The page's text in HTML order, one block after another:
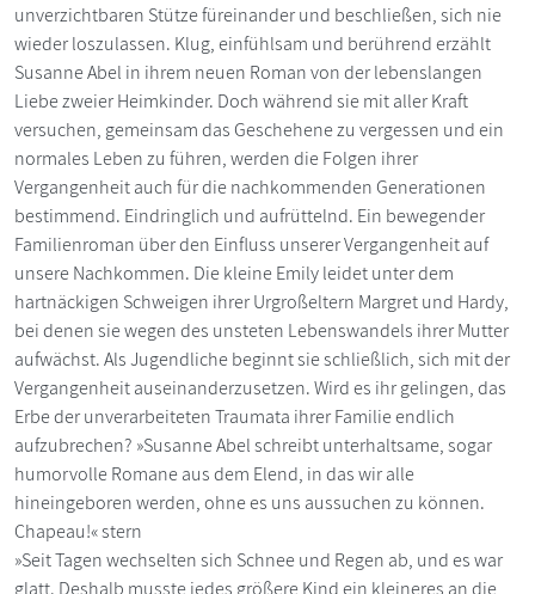
unverzichtbaren Stütze füreinander und beschließen, sich nie
wieder loszulassen. Klug, einfühlsam und berührend erzählt
Susanne Abel in ihrem neuen Roman von der lebenslangen
Liebe zweier Heimkinder. Doch während sie mit aller Kraft
versuchen, gemeinsam das Geschehene zu vergessen und ein
normales Leben zu führen, werden die Folgen ihrer
Vergangenheit auch für die nachkommenden Generationen
bestimmend. Eindringlich und aufrüttelnd. Ein bewegender
Familienroman über den Einfluss unserer Vergangenheit auf
unsere Nachkommen. Die kleine Emily leidet unter dem
hartnäckigen Schweigen ihrer Urgroßeltern Margret und Hardy,
bei denen sie wegen des unsteten Lebenswandels ihrer Mutter
aufwächst. Als Jugendliche beginnt sie schließlich, sich mit der
Vergangenheit auseinanderzusetzen. Wird es ihr gelingen, das
Erbe der unverarbeiteten Traumata ihrer Familie endlich
aufzubrechen? »Susanne Abel schreibt unterhaltsame, sogar
humorvolle Romane aus dem Elend, in das wir alle
hineingeboren werden, ohne es uns aussuchen zu können.
Chapeau!« stern
»Seit Tagen wechselten sich Schnee und Regen ab, und es war
glatt. Deshalb musste jedes größere Kind ein kleineres an die